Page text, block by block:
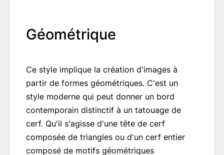
Géométrique
Ce style implique la création d'images à
partir de formes géométriques. C'est un
style moderne qui peut donner un bord
contemporain distinctif à un tatouage de
cerf. Qu'il s'agisse d'une tête de cerf
composée de triangles ou d'un cerf entier
composé de motifs géométriques